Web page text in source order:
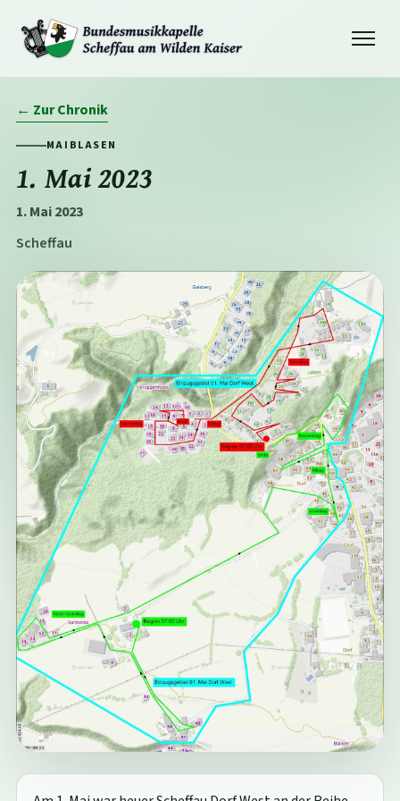
← Zur Chronik
MAIBLASEN
1. Mai 2023
1. Mai 2023
Scheffau